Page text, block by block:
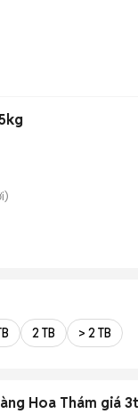
2 TB > 2 TB
Hoa Thám giá